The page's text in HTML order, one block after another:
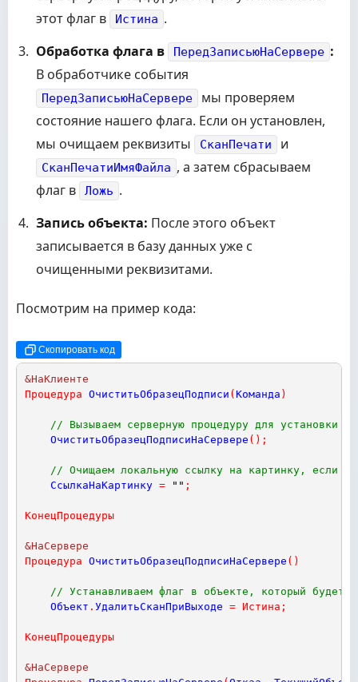
этот флаг в
Истина .
Обработка флага в
ПередЗаписьюНаСервере :
В обработчике события
ПередЗаписьюНаСервере
мы проверяем
состояние нашего флага. Если он установлен,
мы очищаем реквизиты
СканПечати и
СканПечатиИмяФайла , а затем сбрасываем
флаг в
Ложь .
Запись объекта: После этого объект
записывается в базу данных уже с
очищенными реквизитами.
Посмотрим на пример кода:
Скопировать код
&НаКлиенте
Процедура ОчиститьОбразецПодписи ( Команда )
// Вызываем серверную процедуру для установки
ОчиститьОбразецПодписиНаСервере ( ) ;
// Очищаем локальную ссылку на картинку, если
СсылкаНаКартинку = "" ;
КонецПроцедуры
&НаСервере
Процедура ОчиститьОбразецПодписиНаСервере ( )
// Устанавливаем флаг в объекте, который будет
Объект . УдалитьСканПриВыходе = Истина ;
КонецПроцедуры
&НаСервере